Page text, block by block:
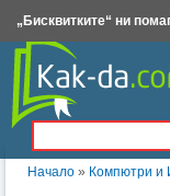
Начало » Компютри и
Insert.bg Framar.bg
„Бисквитките“ ни